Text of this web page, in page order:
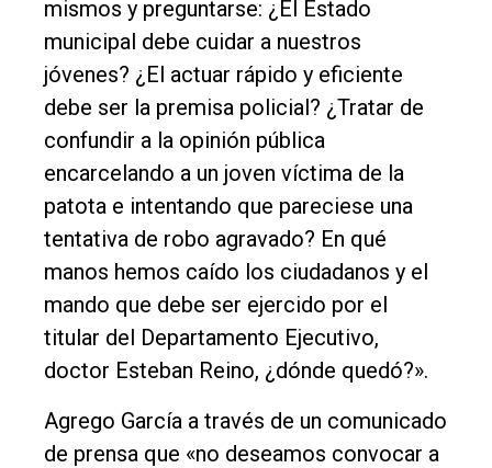
Cultura
Entrevistas
Rural
Deportes
Fúnebres
Edición
Empresa
Nosotros
Contacto
mismos y preguntarse: ¿El Estado
municipal debe cuidar a nuestros
jóvenes? ¿El actuar rápido y eficiente
debe ser la premisa policial? ¿Tratar de
confundir a la opinión pública
encarcelando a un joven víctima de la
patota e intentando que pareciese una
tentativa de robo agravado? En qué
manos hemos caído los ciudadanos y el
mando que debe ser ejercido por el
titular del Departamento Ejecutivo,
doctor Esteban Reino, ¿dónde quedó?».
Agrego García a través de un comunicado
de prensa que «no deseamos convocar a